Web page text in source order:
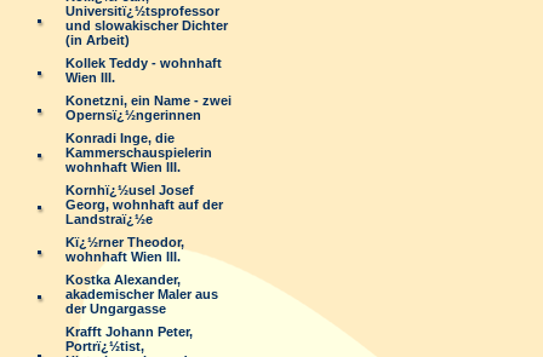
Universitï¿½tsprofessor
und slowakischer Dichter
(in Arbeit)
Kollek Teddy - wohnhaft
Wien III.
Konetzni, ein Name - zwei
Opernsï¿½ngerinnen
Konradi Inge, die
Kammerschauspielerin
wohnhaft Wien III.
Kornhï¿½usel Josef
Georg, wohnhaft auf der
Landstraï¿½e
Kï¿½rner Theodor,
wohnhaft Wien III.
Kostka Alexander,
akademischer Maler aus
der Ungargasse
Krafft Johann Peter,
Portrï¿½tist,